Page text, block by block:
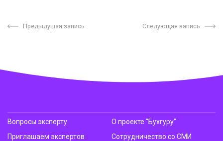
Предыдущая запись Следующая запись
Вопросы эксперту
Приглашаем экспертов
О проекте “Бухгуру”
Сотрудничество со СМИ